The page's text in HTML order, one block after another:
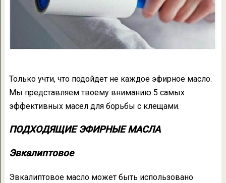
Только учти, что подойдет не каждое эфирное масло.
Мы представляем твоему вниманию 5 самых
эффективных масел для борьбы с клещами.
ПОДХОДЯЩИЕ ЭФИРНЫЕ МАСЛА
Эвкалиптовое
Эвкалиптовое масло может быть использовано